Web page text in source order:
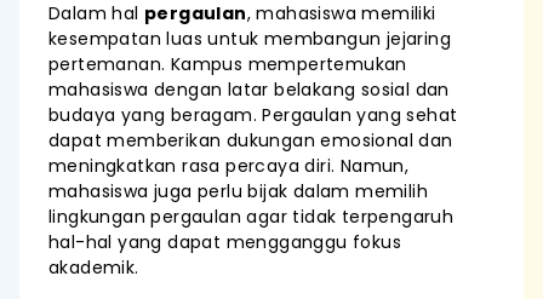
Dalam hal pergaulan, mahasiswa memiliki
kesempatan luas untuk membangun jejaring
pertemanan. Kampus mempertemukan
mahasiswa dengan latar belakang sosial dan
budaya yang beragam. Pergaulan yang sehat
dapat memberikan dukungan emosional dan
meningkatkan rasa percaya diri. Namun,
mahasiswa juga perlu bijak dalam memilih
lingkungan pergaulan agar tidak terpengaruh
hal-hal yang dapat mengganggu fokus
akademik.